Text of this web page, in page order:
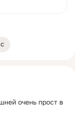
очень прост в